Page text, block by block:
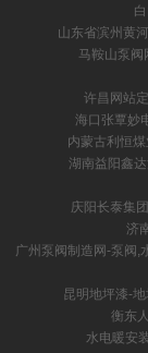
山东省滨州黄
马鞍山泵阀
许昌网站
海口张覃妙
内蒙古利恒
湖南益阳鑫
庆阳长泰集
济
广州泵阀制造网-泵阀,
昆明地坪漆-
衡东
水电暖安